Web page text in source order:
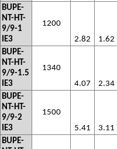
BUPE-
NT-HT-
9/9-1
IE3
1200
2.82
1.62
BUPE-
NT-HT-
9/9-1.5
IE3
1340
4.07
2.34
BUPE-
NT-HT-
9/9-2
IE3
1500
5.41
3.11
BUPE-